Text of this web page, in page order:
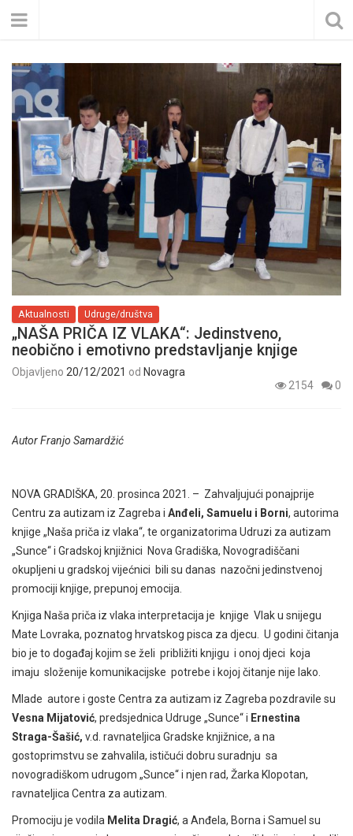
Aktualnosti Udruge/društva
„NAŠA PRIČA IZ VLAKA“: Jedinstveno,
neobično i emotivno predstavljanje knjige
Objavljeno 20/12/2021 od Novagra
2154
0
Autor Franjo Samardžić
NOVA GRADIŠKA, 20. prosinca 2021. – Zahvaljujući ponajprije
Centru za autizam iz Zagreba i Anđeli, Samuelu i Borni, autorima
knjige „Naša priča iz vlaka“, te organizatorima Udruzi za autizam
„Sunce“ i Gradskoj knjižnici Nova Gradiška, Novogradiščani
okupljeni u gradskoj vijećnici bili su danas nazočni jedinstvenoj
promociji knjige, prepunoj emocija.
Knjiga Naša priča iz vlaka interpretacija je knjige Vlak u snijegu
Mate Lovraka, poznatog hrvatskog pisca za djecu. U godini čitanja
bio je to događaj kojim se želi približiti knjigu i onoj djeci koja
imaju složenije komunikacijske potrebe i kojoj čitanje nije lako.
Mlade autore i goste Centra za autizam iz Zagreba pozdravile su
Vesna Mijatović, predsjednica Udruge „Sunce“ i Ernestina
Straga-Šašić, v.d. ravnateljica Gradske knjižnice, a na
gostoprimstvu se zahvalila, ističući dobru suradnju sa
novogradiškom udrugom „Sunce“ i njen rad, Žarka Klopotan,
ravnateljica Centra za autizam.
Promociju je vodila Melita Dragić, a Anđela, Borna i Samuel su